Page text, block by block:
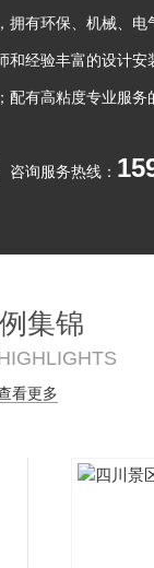
拥有环保、机械、
和经验丰富的设计安
配有高粘度专业服务
咨询服务热线：
集锦
看更多